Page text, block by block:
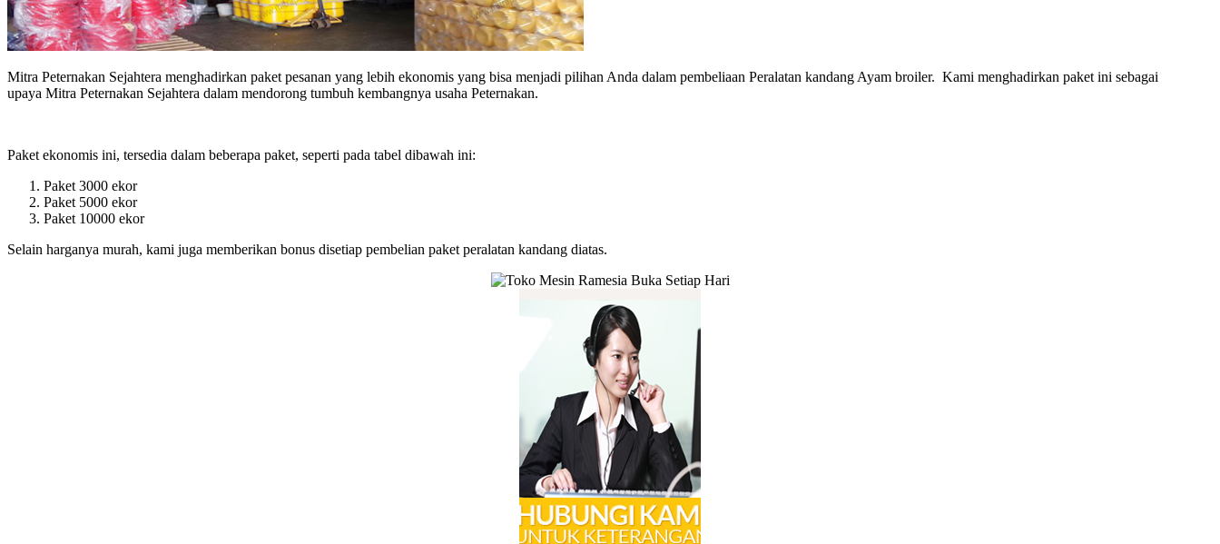
Mitra Peternakan Sejahtera menghadirkan paket pesanan yang lebih ekonomis yang bisa menjadi pilihan Anda dalam pembeliaan Peralatan kandang Ayam broiler. Kami menghadirkan paket ini sebagai
upaya Mitra Peternakan Sejahtera dalam mendorong tumbuh kembangnya usaha Peternakan.
Paket ekonomis ini, tersedia dalam beberapa paket, seperti pada tabel dibawah ini:
Paket 3000 ekor
Paket 5000 ekor
Paket 10000 ekor
Selain harganya murah, kami juga memberikan bonus disetiap pembelian paket peralatan kandang diatas.